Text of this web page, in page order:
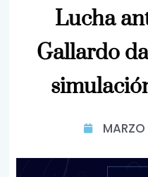
Lucha
Gallardo